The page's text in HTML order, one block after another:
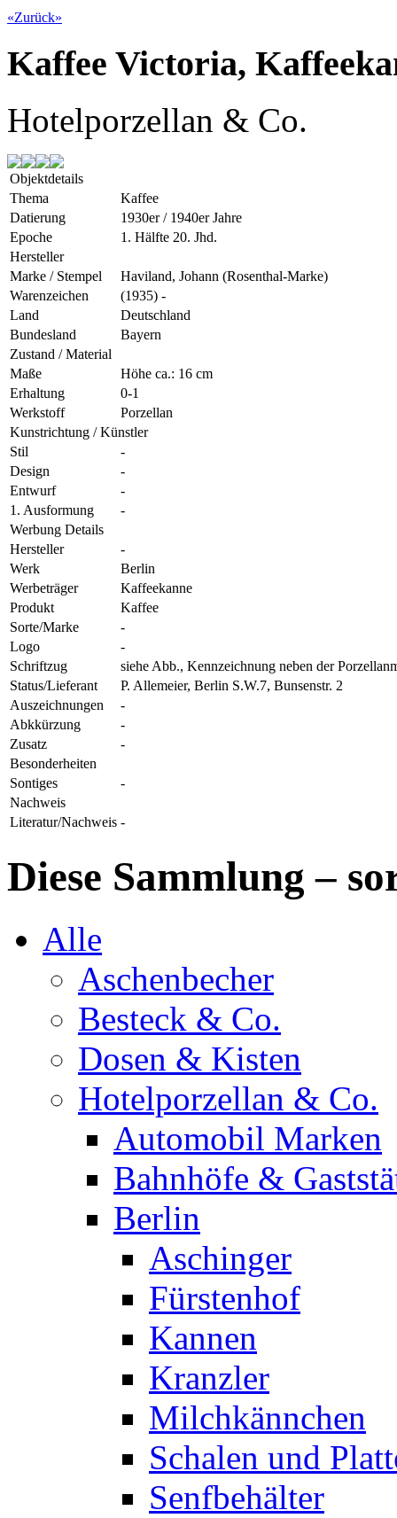
«Zurück»
Kaffee Victoria,
Hotelporzellan & Co.
Objektdetails
Thema
Kaffee
Datierung
1930er / 1940er Jahre
Epoche
1. Hälfte 20. Jhd.
Hersteller
Marke / Stempel
Haviland, Johann (Rosenthal-Marke)
Warenzeichen
(1935) -
Land
Deutschland
Bundesland
Bayern
Zustand / Material
Maße
Höhe ca.: 16 cm
Erhaltung
0-1
Werkstoff
Porzellan
Kunstrichtung / Künstler
Stil
-
Design
-
Entwurf
-
1. Ausformung
-
Werbung Details
Hersteller
-
Werk
Berlin
Werbeträger
Kaffeekanne
Produkt
Kaffee
Sorte/Marke
-
Logo
-
Schriftzug
siehe Abb., Kennzeichnung neben der
Status/Lieferant
P. Allemeier, Berlin S.W.7, Bunsenstr. 2
Auszeichnungen
-
Abkkürzung
-
Zusatz
-
Besonderheiten
Sontiges
-
Nachweis
Literatur/Nachweis -
Diese Sammlung –
Alle
Aschenbecher
Besteck & Co.
Dosen & Kisten
Hotelporzellan & Co.
Automobil Marken
Bahnhöfe &
Berlin
Aschinger
Fürstenhof
Kannen
Kranzler
Milchkännchen
Schalen und
Senfbehälter